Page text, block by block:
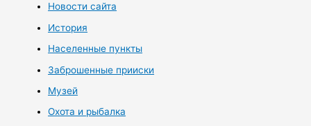
Новости сайта
История
Населенные пункты
Заброшенные прииски
Музей
Охота и рыбалка